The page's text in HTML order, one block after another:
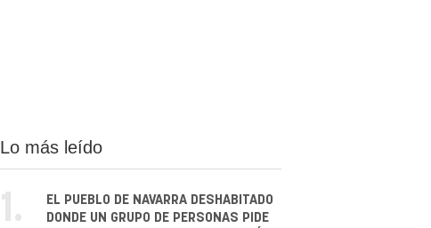
Lo más leído
1.
EL PUEBLO DE NAVARRA DESHABITADO
DONDE UN GRUPO DE PERSONAS PIDE